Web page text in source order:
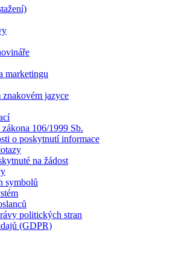
marketingu
jazyce
106/1999 Sb.
o poskytnutí informace
na žádost
symbolů
politických stran
(GDPR)